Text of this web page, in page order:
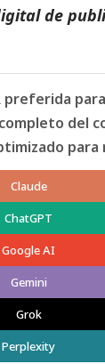
de
preferida
del
para
Claude
ChatGPT
Google AI
Gemini
Grok
Perplexity